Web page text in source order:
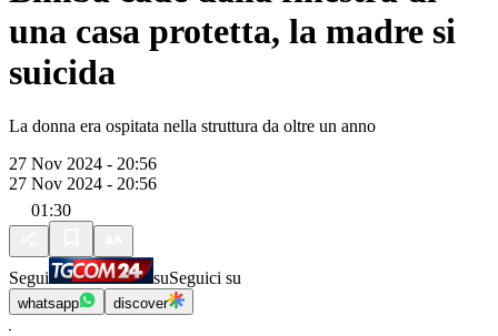
una casa protetta, la madre si
suicida
La donna era ospitata nella struttura da oltre un anno
27 Nov 2024 - 20:56
27 Nov 2024 - 20:56
01:30
Segui suSeguici su
whatsapp discover